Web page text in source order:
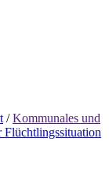
/Kommunales und
Flüchtlingssituation